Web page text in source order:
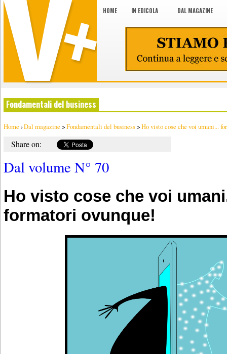
HOME IN EDICOLA DAL MAGAZINE
Fondamentali del business
Home ›Dal magazine >Fondamentali del business>Ho visto cose che voi umani...
Share on:
Dal volume N° 70
Ho visto cose che voi
formatori ovunque!